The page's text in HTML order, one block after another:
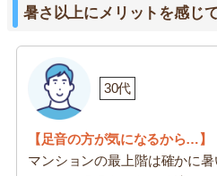
暑さ以上にメリットを感じ
30代
【足音の方が気になるから…】
マンションの最上階は確かに